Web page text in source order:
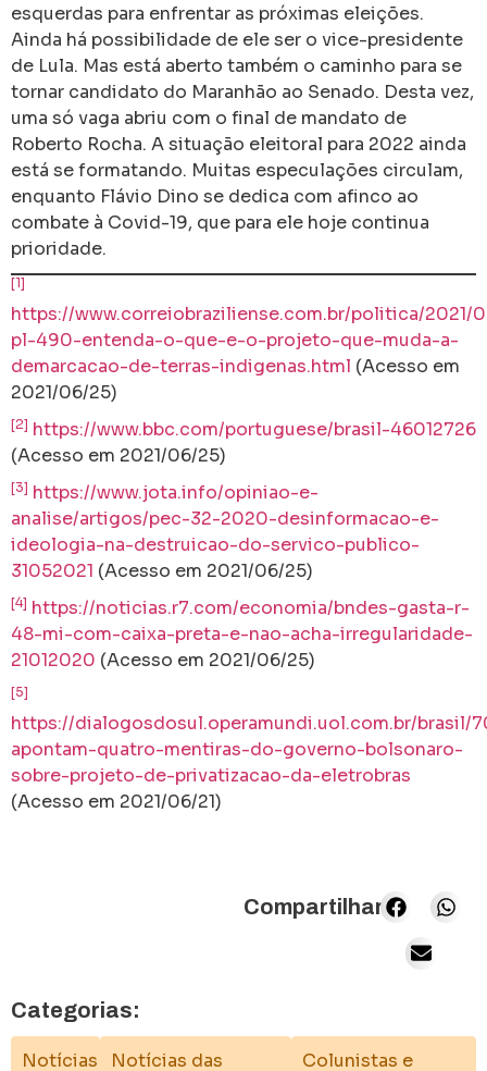
esquerdas para enfrentar as próximas eleições.
Ainda há possibilidade de ele ser o vice-presidente
de Lula. Mas está aberto também o caminho para se
tornar candidato do Maranhão ao Senado. Desta vez,
uma só vaga abriu com o final de mandato de
Roberto Rocha. A situação eleitoral para 2022 ainda
está se formatando. Muitas especulações circulam,
enquanto Flávio Dino se dedica com afinco ao
combate à Covid-19, que para ele hoje continua
prioridade.
[1]
https://www.correiobraziliense.com.br/politica/2021/
pl-490-entenda-o-que-e-o-projeto-que-muda-a-
demarcacao-de-terras-indigenas.html (Acesso em
2021/06/25)
[2] https://www.bbc.com/portuguese/brasil-46012726
(Acesso em 2021/06/25)
[3] https://www.jota.info/opiniao-e-
analise/artigos/pec-32-2020-desinformacao-e-
ideologia-na-destruicao-do-servico-publico-
31052021 (Acesso em 2021/06/25)
[4] https://noticias.r7.com/economia/bndes-gasta-r-
48-mi-com-caixa-preta-e-nao-acha-irregularidade-
21012020 (Acesso em 2021/06/25)
[5]
https://dialogosdosul.operamundi.uol.com.br/brasil/
apontam-quatro-mentiras-do-governo-bolsonaro-
sobre-projeto-de-privatizacao-da-eletrobras
(Acesso em 2021/06/21)
Compartilhar:
Categorias:
Notícias Notícias das Colunistas e